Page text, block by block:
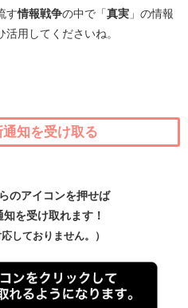
す情報戦争の中で「真実 」の情報
用してくださいね。
知を受け取る
のアイコンを押せば
を受け取れます！
しておりません。）